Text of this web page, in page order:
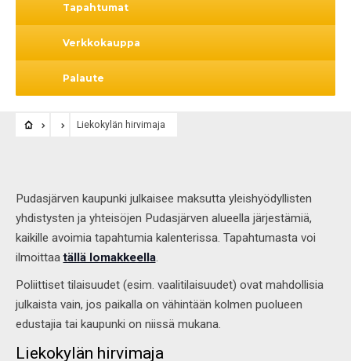
Tapahtumat
Verkkokauppa
Palaute
Liekokylän hirvimaja
Pudasjärven kaupunki julkaisee maksutta yleishyödyllisten
yhdistysten ja yhteisöjen Pudasjärven alueella järjestämiä,
kaikille avoimia tapahtumia kalenterissa. Tapahtumasta voi
ilmoittaatällä lomakkeella.
Poliittiset tilaisuudet (esim. vaalitilaisuudet) ovat mahdollisia
julkaista vain, jos paikalla on vähintään kolmen puolueen
edustajia tai kaupunki on niissä mukana.
Liekokylän hirvimaja